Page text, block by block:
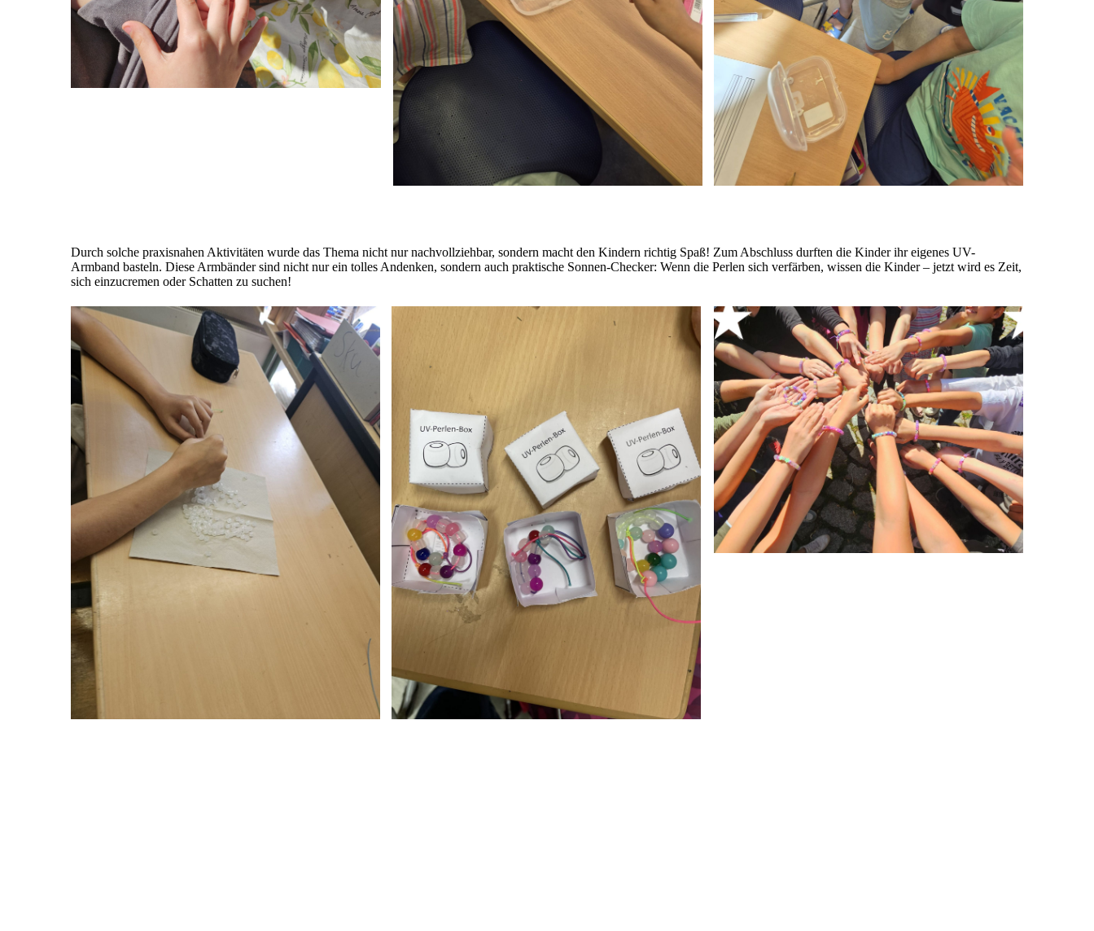
Durch solche praxisnahen Aktivitäten wurde das Thema nicht nur nachvollziehbar, sondern macht den Kindern richtig Spaß! Zum Abschluss durften die Kinder ihr eigenes UV-
Armband basteln. Diese Armbänder sind nicht nur ein tolles Andenken, sondern auch praktische Sonnen-Checker: Wenn die Perlen sich verfärben, wissen die Kinder – jetzt wird es Zeit,
sich einzucremen oder Schatten zu suchen!